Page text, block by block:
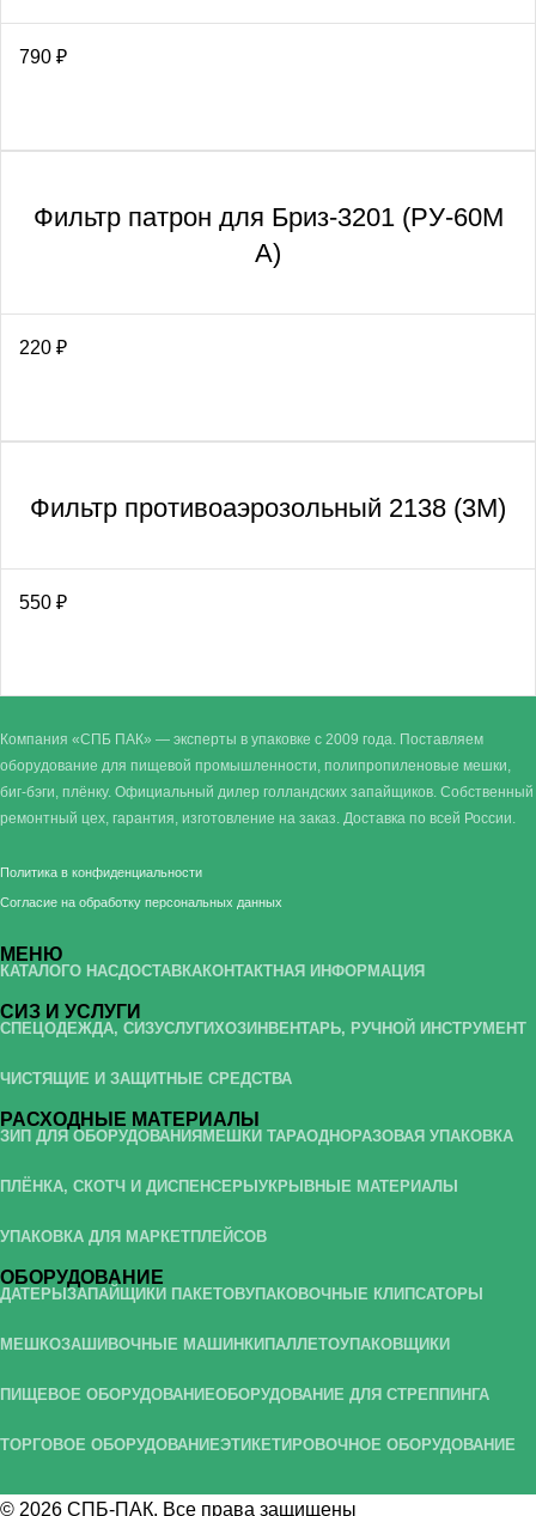
790 ₽
Фильтр патрон для Бриз-3201 (РУ-60М
А)
220 ₽
Фильтр противоаэрозольный 2138 (3М)
550 ₽
Компания «СПБ ПАК» — эксперты в упаковке с 2009 года. Поставляем
оборудование для пищевой промышленности, полипропиленовые мешки,
биг-бэги, плёнку. Официальный дилер голландских запайщиков. Собственный
ремонтный цех, гарантия, изготовление на заказ. Доставка по всей России.
Политика в конфиденциальности
Согласие на обработку персональных данных
МЕНЮ
КАТАЛОГО НАСДОСТАВКАКОНТАКТНАЯ ИНФОРМАЦИЯ
СИЗ И УСЛУГИ
СПЕЦОДЕЖДА, СИЗУСЛУГИХОЗИНВЕНТАРЬ, РУЧНОЙ ИНСТРУМЕНТ
ЧИСТЯЩИЕ И ЗАЩИТНЫЕ СРЕДСТВА
РАСХОДНЫЕ МАТЕРИАЛЫ
ЗИП ДЛЯ ОБОРУДОВАНИЯ МЕШКИ ТАРАОДНОРАЗОВАЯ УПАКОВКА
ПЛЁНКА, СКОТЧ И ДИСПЕНСЕРЫ УКРЫВНЫЕ МАТЕРИАЛЫ
УПАКОВКА ДЛЯ МАРКЕТПЛЕЙСОВ
ОБОРУДОВАНИЕ
ДАТЕРЫ ЗАПАЙЩИКИ ПАКЕТОВУПАКОВОЧНЫЕ КЛИПСАТОРЫ
МЕШКОЗАШИВОЧНЫЕ МАШИНКИ ПАЛЛЕТОУПАКОВЩИКИ
ПИЩЕВОЕ ОБОРУДОВАНИЕОБОРУДОВАНИЕ ДЛЯ СТРЕППИНГА
ТОРГОВОЕ ОБОРУДОВАНИЕЭТИКЕТИРОВОЧНОЕ ОБОРУДОВАНИЕ
© 2026 СПБ-ПАК. Все права защищены